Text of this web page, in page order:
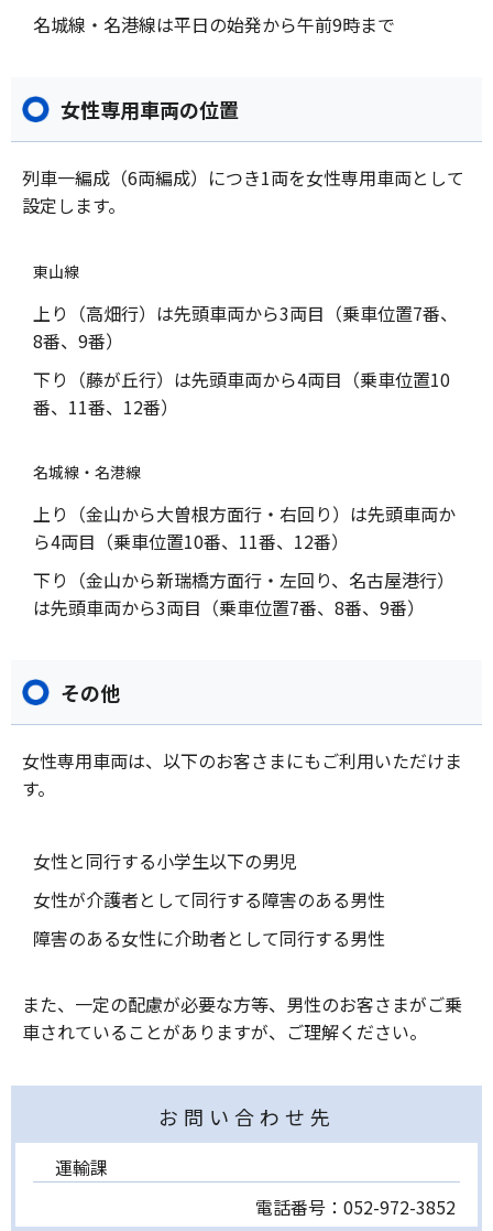
名城線・名港線は平日の始発から午前9時まで
女性専用車両の位置
列車一編成（6両編成）につき1両を女性専用車両として
設定します。
東山線
上り（高畑行）は先頭車両から3両目（乗車位置7番、
8番、9番）
下り（藤が丘行）は先頭車両から4両目（乗車位置10
番、11番、12番）
名城線・名港線
上り（金山から大曽根方面行・右回り）は先頭車両か
ら4両目（乗車位置10番、11番、12番）
下り（金山から新瑞橋方面行・左回り、名古屋港行）
は先頭車両から3両目（乗車位置7番、8番、9番）
その他
女性専用車両は、以下のお客さまにもご利用いただけま
す。
女性と同行する小学生以下の男児
女性が介護者として同行する障害のある男性
障害のある女性に介助者として同行する男性
また、一定の配慮が必要な方等、男性のお客さまがご乗
車されていることがありますが、ご理解ください。
お問い合わせ先
運輸課
電話番号： 052-972-3852